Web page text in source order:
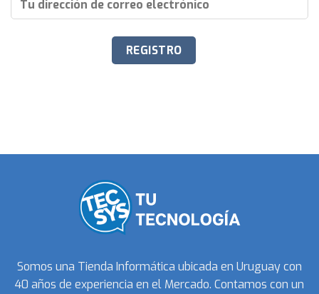
Somos una Tienda Informática ubicada en Uruguay con
40 años de experiencia en el Mercado. Contamos con un